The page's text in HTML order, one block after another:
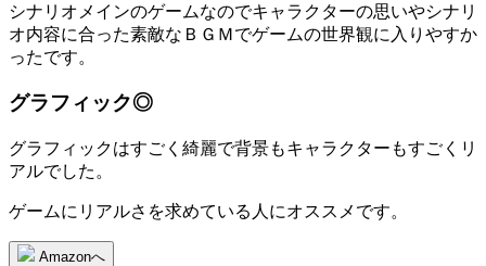
シナリオメインのゲームなのでキャラクターの思いやシナリ
オ内容に合った素敵なＢＧＭでゲームの世界観に入りやすか
ったです。
グラフィック◎
グラフィックはすごく綺麗で背景もキャラクターもすごくリ
アルでした。
ゲームにリアルさを求めている人にオススメです。
Amazonへ